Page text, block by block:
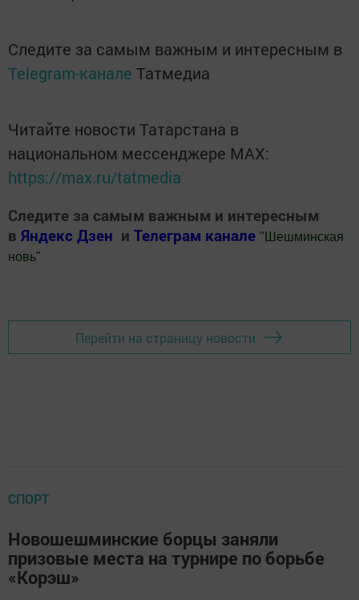
Следите за самым важным и интересным в
Telegram-канале Татмедиа
Читайте новости Татарстана в
национальном мессенджере MАХ:
https://max.ru/tatmedia
Следите за самым важным и интересным
в Яндекс Дзен и Телеграм канале " Шешминская
новь"
Перейти на страницу новости
СПОРТ
Новошешминские борцы заняли
призовые места на турнире по борьбе
«Корэш»